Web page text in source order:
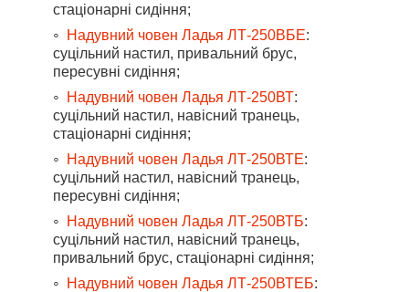
стаціонарні сидіння;
Надувний човен Ладья ЛТ-250ВБЕ:
суцільний настил, привальний брус,
пересувні сидіння;
Надувний човен Ладья ЛТ-250ВТ:
суцільний настил, навісний транець,
стаціонарні сидіння;
Надувний човен Ладья ЛТ-250ВТЕ:
суцільний настил, навісний транець,
пересувні сидіння;
Надувний човен Ладья ЛТ-250ВТБ:
суцільний настил, навісний транець,
привальний брус, стаціонарні сидіння;
Надувний човен Ладья ЛТ-250ВТЕБ: